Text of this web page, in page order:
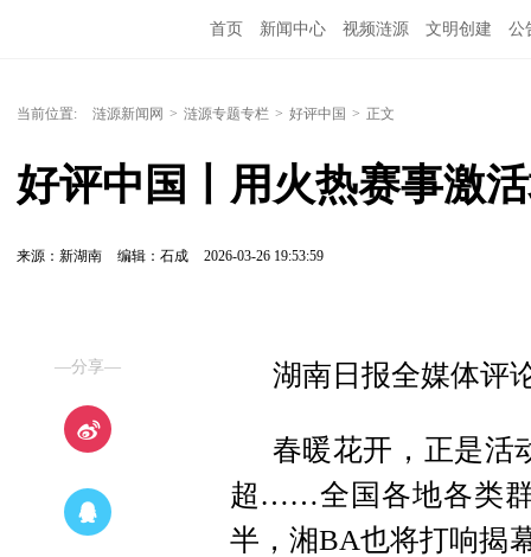
首页 新闻中心 视频涟源 文明创建 公
当前位置: 涟源新闻网 > 涟源专题专栏 > 好评中国 > 正文
好评中国丨用火热赛事激
来源：新湖南 编辑：石成 2026-03-26 19:53:59
—分享— 湖南日报全媒体评
春暖花开，正是活
超……全国各地各类
半，湘BA也将打响揭